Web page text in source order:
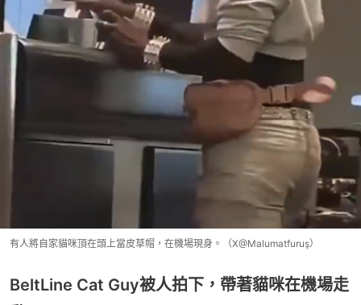
有人將自家貓咪頂在頭上當皮草帽，在機場現身。（X@Malumatfuruş）
BeltLine Cat Guy被人拍下，帶著貓咪在機場走